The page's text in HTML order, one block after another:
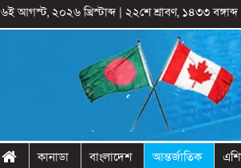
৬ই আগস্ট, ২০২৬ খ্রিস্টাব্দ| ২২শে শ্রাবণ, ১৪৩৩ বঙ্গাব্দ
কানাডা বাংলাদেশ আন্তর্জাতিক